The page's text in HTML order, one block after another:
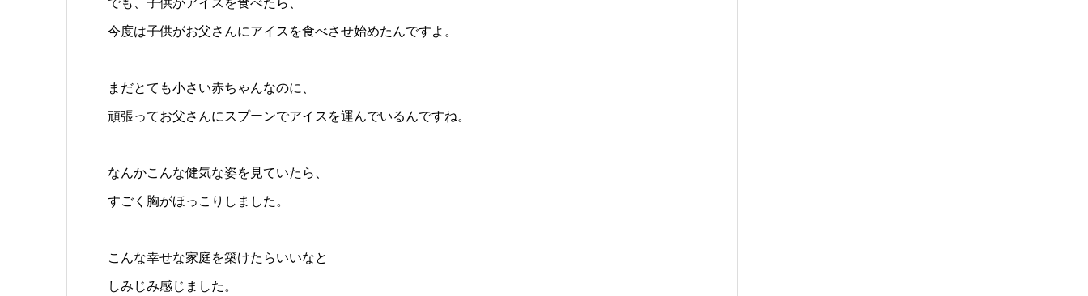
今度は子供がお父さんにアイスを食べさせ始めたんですよ。
まだとても小さい赤ちゃんなのに、
頑張ってお父さんにスプーンでアイスを運んでいるんですね。
なんかこんな健気な姿を見ていたら、
すごく胸がほっこりしました。
こんな幸せな家庭を築けたらいいなと
しみじみ感じました。